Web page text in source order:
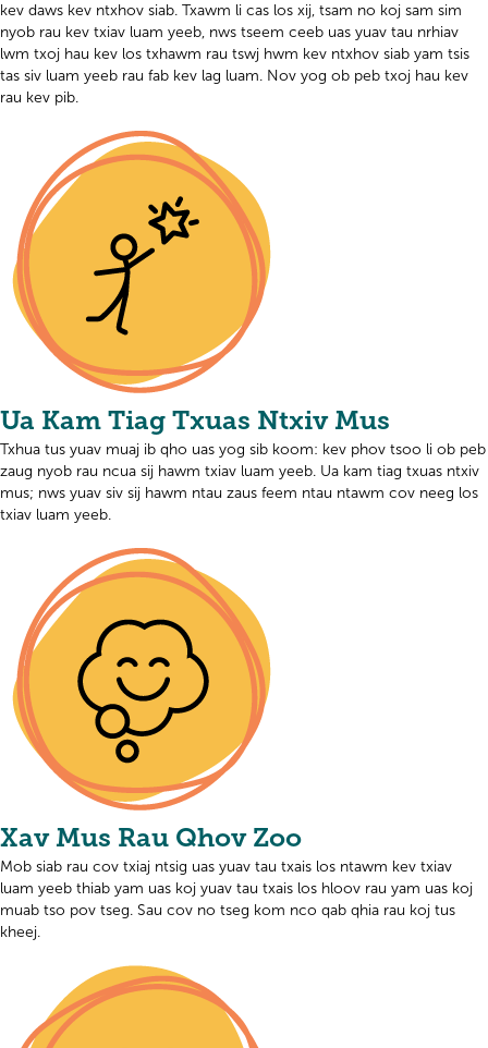
kev daws kev ntxhov siab. Txawm li cas los xij, tsam no koj sam sim
nyob rau kev txiav luam yeeb, nws tseem ceeb uas yuav tau nrhiav
lwm txoj hau kev los txhawm rau tswj hwm kev ntxhov siab yam tsis
tas siv luam yeeb rau fab kev lag luam. Nov yog ob peb txoj hau kev
rau kev pib.
Ua Kam Tiag Txuas Ntxiv Mus
Txhua tus yuav muaj ib qho uas yog sib koom: kev phov tsoo li ob peb
zaug nyob rau ncua sij hawm txiav luam yeeb. Ua kam tiag txuas ntxiv
mus; nws yuav siv sij hawm ntau zaus feem ntau ntawm cov neeg los
txiav luam yeeb.
Xav Mus Rau Qhov Zoo
Mob siab rau cov txiaj ntsig uas yuav tau txais los ntawm kev txiav
luam yeeb thiab yam uas koj yuav tau txais los hloov rau yam uas koj
muab tso pov tseg. Sau cov no tseg kom nco qab qhia rau koj tus
kheej.